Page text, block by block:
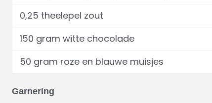
0,25 theelepel zout
150 gram witte chocolade
50 gram roze en blauwe muisjes
Garnering